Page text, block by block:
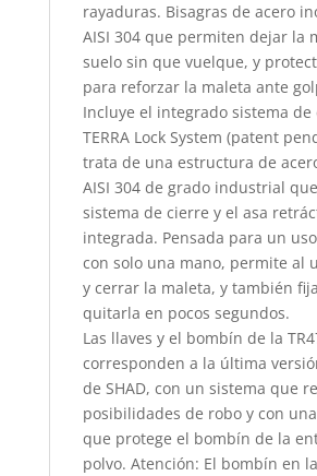
rayaduras. Bisagras de acero
AISI 304 que permiten dejar la
suelo sin que vuelque, y
para reforzar la maleta ante
Incluye el integrado sistema de
TERRA Lock System (patent
trata de una estructura de
AISI 304 de grado industrial
sistema de cierre y el asa
integrada. Pensada para un
con solo una mano, permite al
y cerrar la maleta, y también
quitarla en pocos segundos.
Las llaves y el bombín de la
corresponden a la última
de SHAD, con un sistema que
posibilidades de robo y con
que protege el bombín de la
polvo. Atención: El bombín en